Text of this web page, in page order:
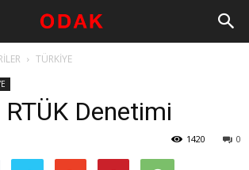
TÜRKİYE
Denetimi
0
1420